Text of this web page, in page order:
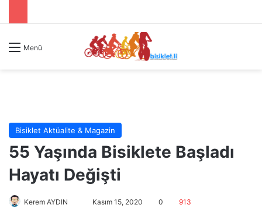
Menü
Bisiklet Aktüalite & Magazin
55 Yaşında Bisiklete Başladı
Hayatı Değişti
Kerem AYDIN Kasım 15, 2020 0 913